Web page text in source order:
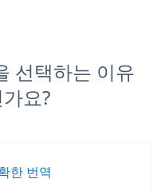
선택하는 이유
요?
한 번역